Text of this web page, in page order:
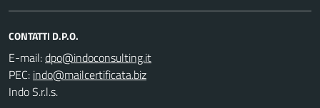
CONTATTI D.P.O.
E-mail:
PEC:
Indo S.r.l.s.